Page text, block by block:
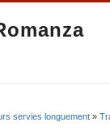
servies longuement »